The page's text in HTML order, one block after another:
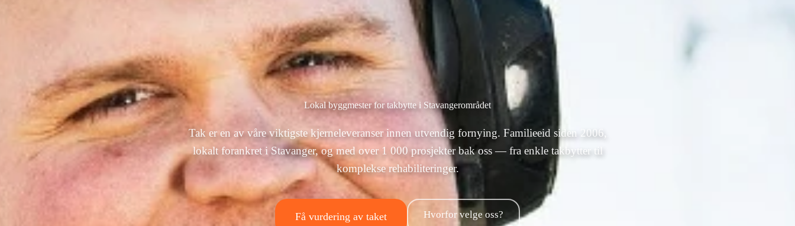
Lokal byggmester for takbytte i Stavangerområdet
Tak er en av våre viktigste kjerneleveranser innen utvendig fornying. Familieeid siden 2006,
lokalt forankret i Stavanger, og med over 1 000 prosjekter bak oss — fra enkle takbytter til
komplekse rehabiliteringer.
Få vurdering av taket Hvorfor velge oss?